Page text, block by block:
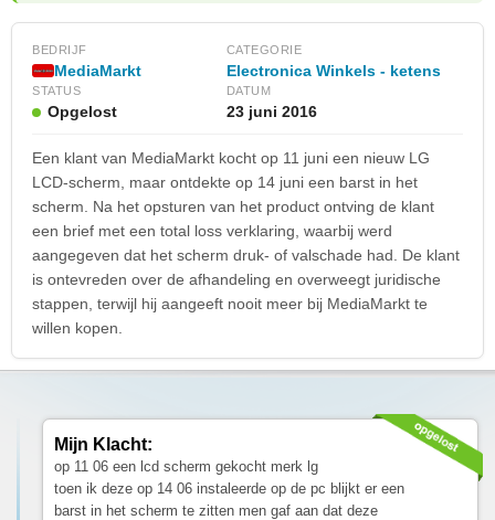
BEDRIJF
MediaMarkt
CATEGORIE
Electronica Winkels - ketens
STATUS
Opgelost
DATUM
23 juni 2016
Een klant van MediaMarkt kocht op 11 juni een nieuw LG
LCD-scherm, maar ontdekte op 14 juni een barst in het
scherm. Na het opsturen van het product ontving de klant
een brief met een total loss verklaring, waarbij werd
aangegeven dat het scherm druk- of valschade had. De klant
is ontevreden over de afhandeling en overweegt juridische
stappen, terwijl hij aangeeft nooit meer bij MediaMarkt te
willen kopen.
Mijn Klacht:
op 11 06 een lcd scherm gekocht merk lg
toen ik deze op 14 06 instaleerde op de pc blijkt er een
barst in het scherm te zitten men gaf aan dat deze